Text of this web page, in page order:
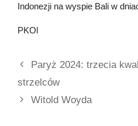
Indonezji na wyspie Bali w
PKOl
Paryż 2024: trzecia
strzelców
Witold Woyda